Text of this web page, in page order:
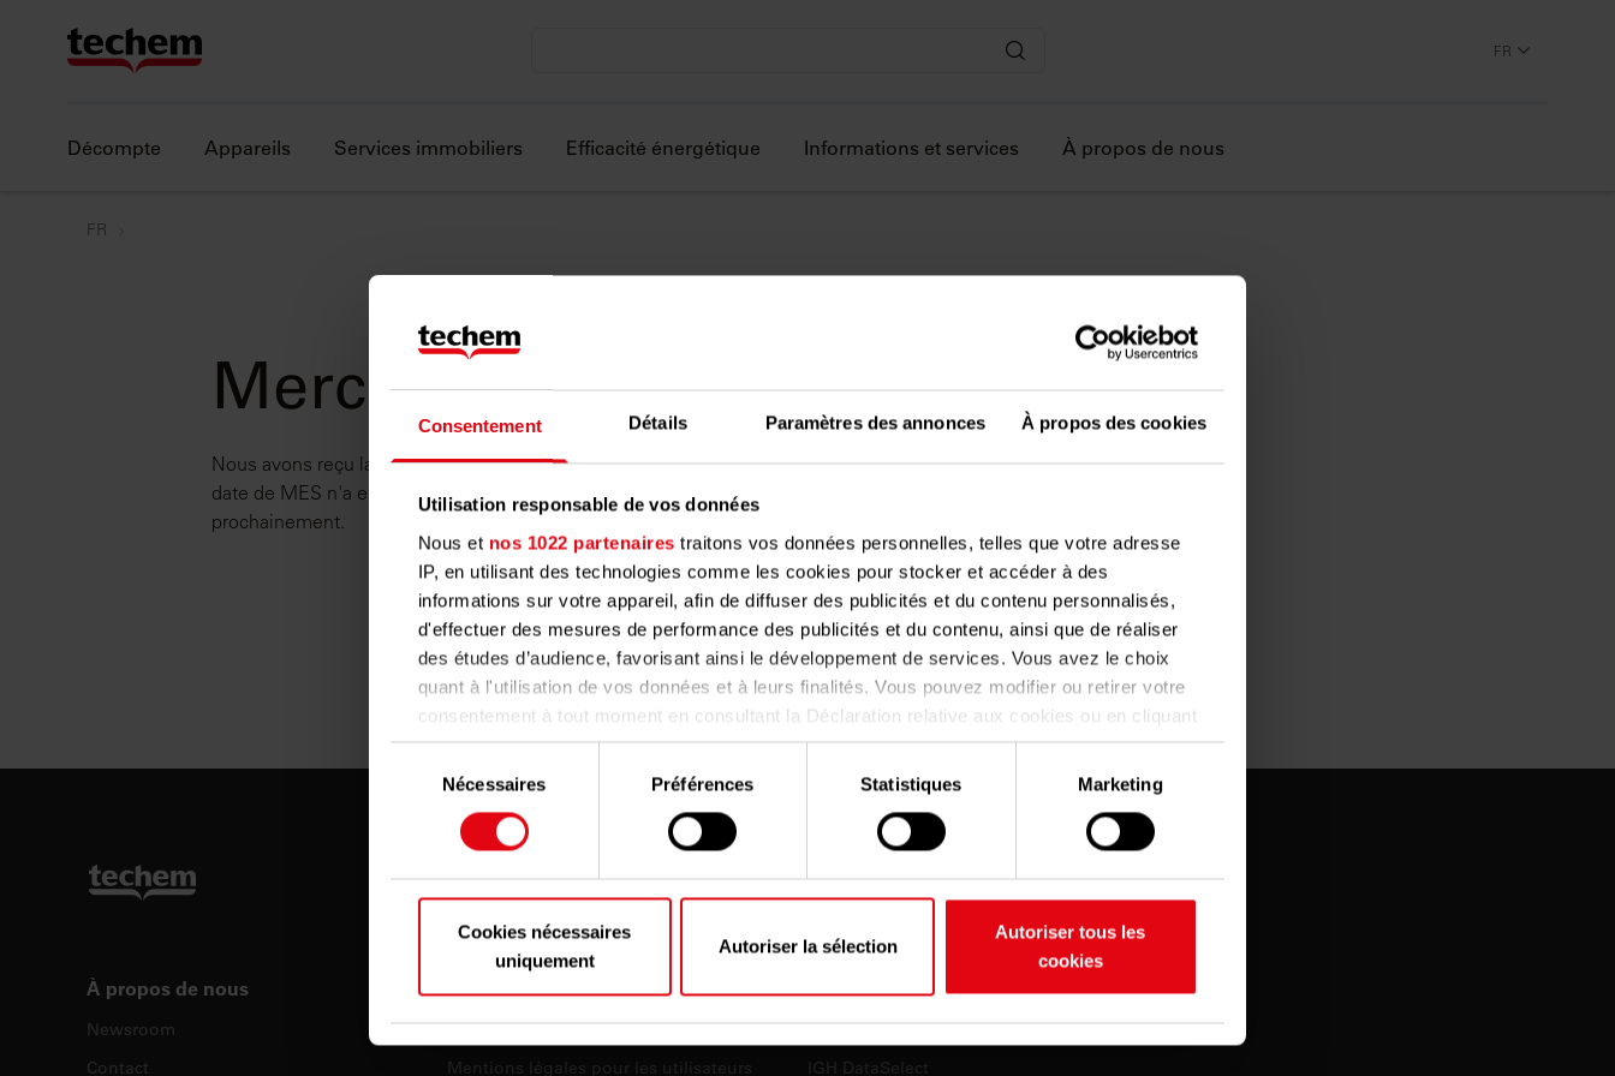
Consentement Détails Paramètres des annonces À propos des cookies
Utilisation responsable de vos données
Nous et nos 1022 partenaires traitons vos données personnelles, telles que votre adresse
IP, en utilisant des technologies comme les cookies pour stocker et accéder à des
informations sur votre appareil, afin de diffuser des publicités et du contenu personnalisés,
d'effectuer des mesures de performance des publicités et du contenu, ainsi que de réaliser
des études d’audience, favorisant ainsi le développement de services. Vous avez le choix
quant à l'utilisation de vos données et à leurs finalités. Vous pouvez modifier ou retirer votre
consentement à tout moment en consultant la Déclaration relative aux cookies ou en cliquant
sur l'icône de confidentialité.
Collecter des informations sur votre localisation géographique qui peuvent être
Identifier votre appareil en l'analysant activement pour en relever les caractéristiques
spécifiques (empreintes digitales).
Pour en savoir plus sur le traitement de vos données personnelles et définir vos
Les cookies nous permettent de personnaliser le contenu et les annonces, d'offrir des
consentement
Nécessaires Préférences Statistiques Marketing
Cookies nécessaires
uniquement
Autoriser la sélection
Autoriser tous les
cookies
FR
Décompte Appareils Services immobiliers Efficacité énergétique Informations et services À propos de nous
FR
Merci beaucoup!
Nous avons reçu la demande de mise en service. Si aucune
date de MES n'a encore été fixée, nous vous contacterons
prochainement.
Chez page d'accueil
À propos de nous
Newsroom
Contact
Informations et services
Informations locataires
Mentions légales pour les utilisateurs
Services en ligne
Portail client
IGH DataSelect